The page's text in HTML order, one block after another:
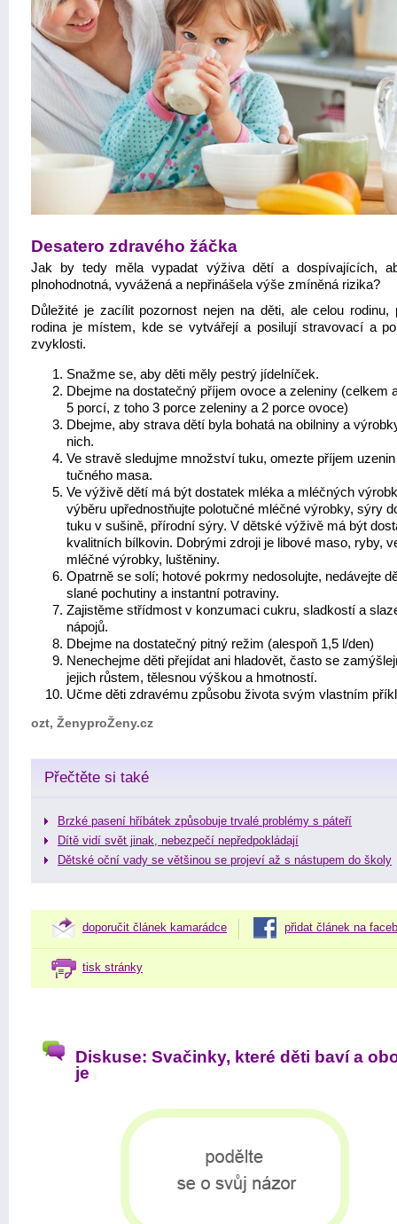
Desatero zdravého žáčka
Jak by tedy měla vypadat výživa dětí a dospívajících,
plnohodnotná, vyvážená a nepřinášela výše zmíněná rizika?
Důležité je zacílit pozornost nejen na děti, ale celou rodinu,
rodina je místem, kde se vytvářejí a posilují stravovací a
zvyklosti.
Snažme se, aby děti měly pestrý jídelníček.
Dbejme na dostatečný příjem ovoce a zeleniny (celkem
5 porcí, z toho 3 porce zeleniny a 2 porce ovoce)
Dbejme, aby strava dětí byla bohatá na obilniny a
nich.
Ve stravě sledujme množství tuku, omezte příjem
tučného masa.
Ve výživě dětí má být dostatek mléka a mléčných
výběru upřednostňujte polotučné mléčné výrobky, sýry
tuku v sušině, přírodní sýry. V dětské výživě má být
kvalitních bílkovin. Dobrými zdroji je libové maso, ryby,
mléčné výrobky, luštěniny.
Opatrně se solí; hotové pokrmy nedosolujte, nedávejte
slané pochutiny a instantní potraviny.
Zajistěme střídmost v konzumaci cukru, sladkostí a
nápojů.
Dbejme na dostatečný pitný režim (alespoň 1,5 l/den)
Nenechejme děti přejídat ani hladovět, často se
jejich růstem, tělesnou výškou a hmotností.
Učme děti zdravému způsobu života svým vlastním
ozt, ŽenyproŽeny.cz
Přečtěte si také
Brzké pasení hříbátek způsobuje trvalé problémy s páteří
Dítě vidí svět jinak, nebezpečí nepředpokládají
Dětské oční vady se většinou se projeví až s nástupem do školy
doporučit článek kamarádce přidat článek na
tisk stránky
Diskuse: Svačinky, které děti baví a
je